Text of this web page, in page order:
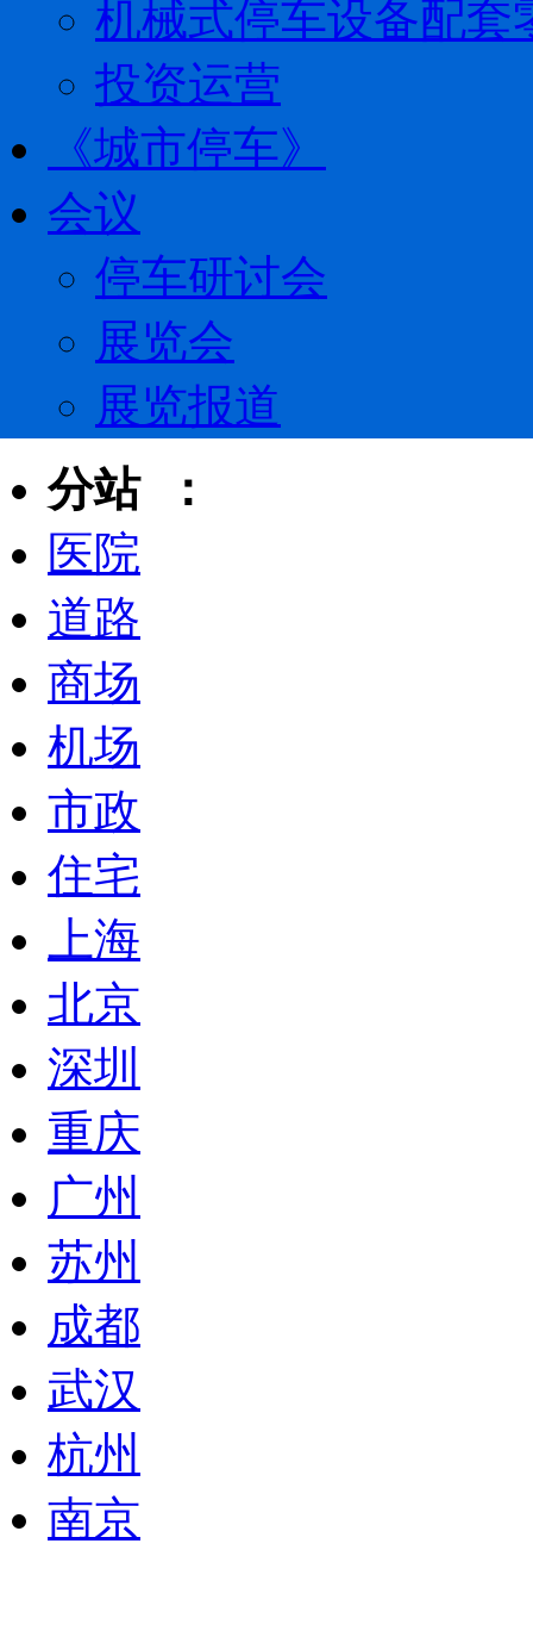
机械式停车设备配套
投资运营
《城市停车》
会议
停车研讨会
展览会
展览报道
分站 ：
医院
道路
商场
机场
市政
住宅
上海
北京
深圳
重庆
广州
苏州
成都
武汉
杭州
南京